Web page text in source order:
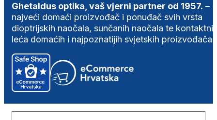
Ghetaldus optika, vaš vjerni partner od 1957. –
najveći domaći proizvođač i ponuđač svih vrsta
dioptrijskih naočala, sunčanih naočala te
leća domaćih i najpoznatijih svjetskih proizvođača.